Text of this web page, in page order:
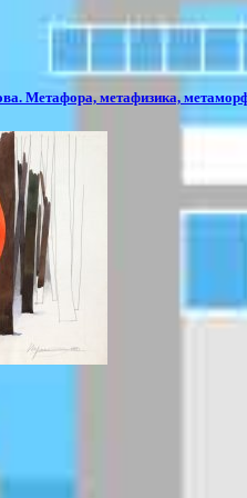
Метафора, метафизика,